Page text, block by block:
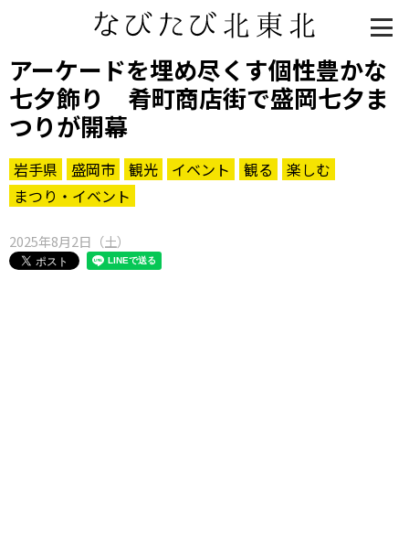
アーケードを埋め尽くす個性豊かな
七夕飾り 肴町商店街で盛岡七夕ま
つりが開幕
岩手県 盛岡市 観光 イベント 観る
楽しむ
まつり・イベント
2025年8月2日（土）
知る一覧
世界遺産
文化・歴史
パワースポット
ミステリー